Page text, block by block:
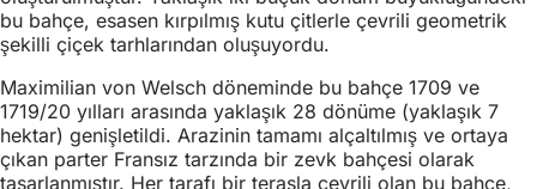
bu bahçe, esasen kırpılmış kutu çitlerle çevrili geometrik
şekilli çiçek tarhlarından oluşuyordu.
Maximilian von Welsch döneminde bu bahçe 1709 ve
1719/20 yılları arasında yaklaşık 28 dönüme (yaklaşık 7
hektar) genişletildi. Arazinin tamamı alçaltılmış ve ortaya
çıkan parter Fransız tarzında bir zevk bahçesi olarak
tasarlanmıştır. Her tarafı bir terasla çevrili olan bu bahçe,